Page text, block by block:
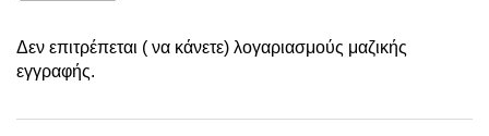
Δεν επιτρέπεται ( να κάνετε) λογαριασμούς μαζικής
εγγραφής.